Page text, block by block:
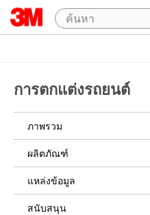
การตกแต่งรถยนต์
ภาพรวม
ผลิตภัณฑ์
แหล่งข้อมูล
สนับสนุน